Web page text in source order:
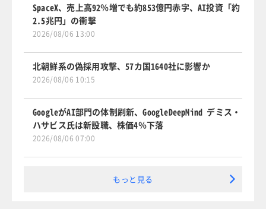
SpaceX、売上高92％増でも約853億円赤字、AI投資「約
2.5兆円」の衝撃
2026/08/06 13:00
北朝鮮系の偽採用攻撃、57カ国1640社に影響か
2026/08/06 10:15
GoogleがAI部門の体制刷新、GoogleDeepMind デミス・
ハサビス氏は新設職、株価4％下落
2026/08/06 07:00
もっと見る